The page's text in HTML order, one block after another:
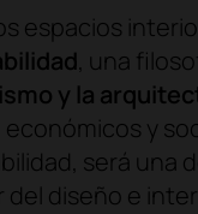
espacios
, una
y la
y
será una
del diseño e